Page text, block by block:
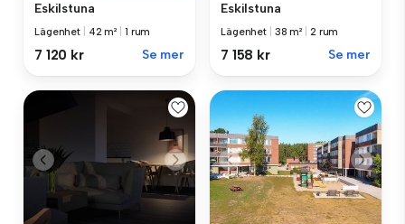
Eskilstuna
Lägenhet 42 m² 1 rum
7 120 kr Se mer
Eskilstuna
Lägenhet 38 m² 2 rum
7 158 kr Se mer